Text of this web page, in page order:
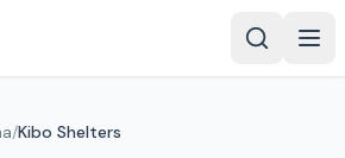
/Kibo Shelters